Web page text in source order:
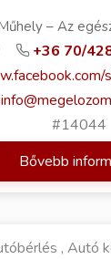
– Az
+36 70/
#14044
Bővebb
, Autó